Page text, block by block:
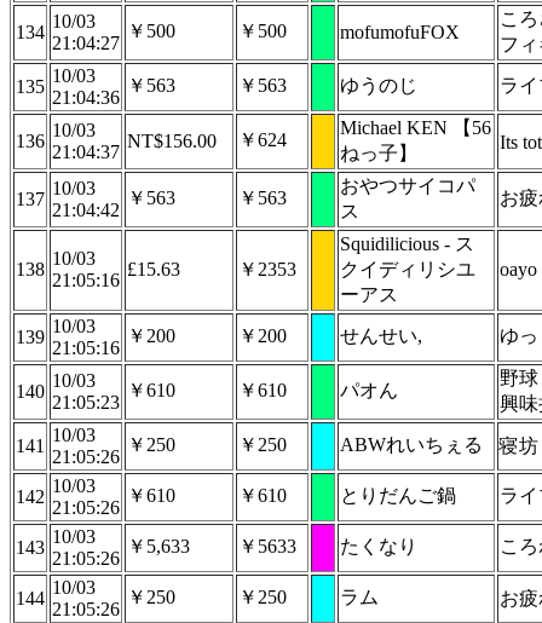
134
10/03
21:04:27
￥500 ￥500 mofumofuFOX
こ
フ
135
10/03
21:04:36
￥563 ￥563 ゆうのじ ラ
136
10/03
21:04:37
NT$156.00 ￥624
Michael KEN 【56
ねっ子】
Its
137
10/03
21:04:42
￥563 ￥563
おやつサイコパ
ス
お
138
10/03
21:05:16
£15.63 ￥2353
Squidilicious - ス
クイディリシユ
ーアス
oayo
139
10/03
21:05:16
￥200 ￥200 せんせい, ゆ
140
10/03
21:05:23
￥610 ￥610 パオん
野
興
141
10/03
21:05:26
￥250 ￥250 ABWれいちぇる 寝坊
142
10/03
21:05:26
￥610 ￥610 とりだんご鍋 ラ
143
10/03
21:05:26
￥5,633 ￥5633 たくなり こ
144
10/03
21:05:26
￥250 ￥250 ラム お